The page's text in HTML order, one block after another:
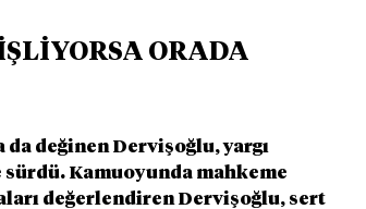
ORADA
değinen Dervişoğlu, yargı
sürdü. Kamuoyunda mahkeme
değerlendiren Dervişoğlu, sert